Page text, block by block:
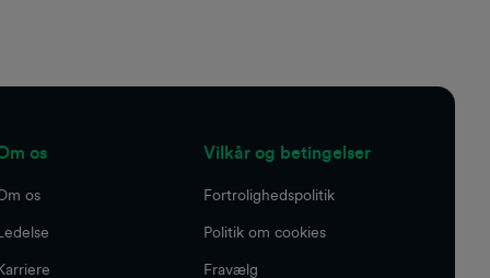
os
os
Vilkår og betingelser
Fortrolighedspolitik
Politik om cookies
Fravælg